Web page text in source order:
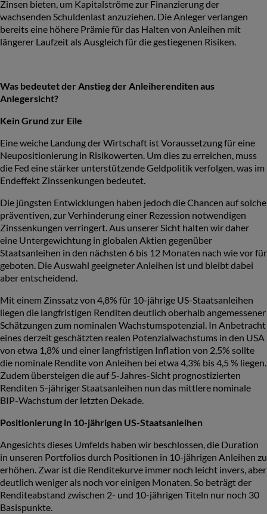
Zinsen bieten, um Kapitalströme zur Finanzierung der
wachsenden Schuldenlast anzuziehen. Die Anleger verlangen
bereits eine höhere Prämie für das Halten von Anleihen mit
längerer Laufzeit als Ausgleich für die gestiegenen Risiken.
Was bedeutet der Anstieg der Anleiherenditen aus
Anlegersicht?
Kein Grund zur Eile
Eine weiche Landung der Wirtschaft ist Voraussetzung für eine
Neupositionierung in Risikowerten. Um dies zu erreichen, muss
die Fed eine stärker unterstützende Geldpolitik verfolgen, was im
Endeffekt Zinssenkungen bedeutet.
Die jüngsten Entwicklungen haben jedoch die Chancen auf solche
präventiven, zur Verhinderung einer Rezession notwendigen
Zinssenkungen verringert. Aus unserer Sicht halten wir daher
eine Untergewichtung in globalen Aktien gegenüber
Staatsanleihen in den nächsten 6 bis 12 Monaten nach wie vor für
geboten. Die Auswahl geeigneter Anleihen ist und bleibt dabei
aber entscheidend.
Mit einem Zinssatz von 4,8% für 10-jährige US-Staatsanleihen
liegen die langfristigen Renditen deutlich oberhalb angemessener
Schätzungen zum nominalen Wachstumspotenzial. In Anbetracht
eines derzeit geschätzten realen Potenzialwachstums in den USA
von etwa 1,8% und einer langfristigen Inflation von 2,5% sollte
die nominale Rendite von Anleihen bei etwa 4,3% bis 4,5 % liegen.
Zudem übersteigen die auf 5-Jahres-Sicht prognostizierten
Renditen 5-jähriger Staatsanleihen nun das mittlere nominale
BIP-Wachstum der letzten Dekade.
Positionierung in 10-jährigen US-Staatsanleihen
Angesichts dieses Umfelds haben wir beschlossen, die Duration
in unseren Portfolios durch Positionen in 10-jährigen Anleihen zu
erhöhen. Zwar ist die Renditekurve immer noch leicht invers, aber
deutlich weniger als noch vor einigen Monaten. So beträgt der
Renditeabstand zwischen 2- und 10-jährigen Titeln nur noch 30
Basispunkte.